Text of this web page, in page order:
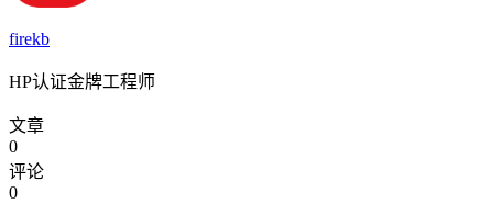
firekb
HP认证金牌工程师
文章
0
评论
0